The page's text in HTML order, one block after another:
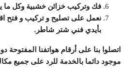
فك وتركيب خزائن خشبية وكل
نعمل على تصليح و تركيب و فتح
بأيدي فني شتر شاطر.
اتصلوا بنا على أرقام هواتفنا المفتوحة
موجود دائما بالخدمة للرد على جميع